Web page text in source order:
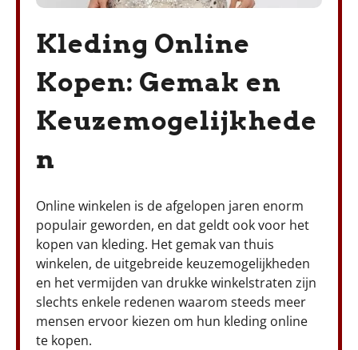
Kleding Online
Kopen: Gemak en
Keuzemogelijkhede
n
Online winkelen is de afgelopen jaren enorm
populair geworden, en dat geldt ook voor het
kopen van kleding. Het gemak van thuis
winkelen, de uitgebreide keuzemogelijkheden
en het vermijden van drukke winkelstraten zijn
slechts enkele redenen waarom steeds meer
mensen ervoor kiezen om hun kleding online
te kopen.